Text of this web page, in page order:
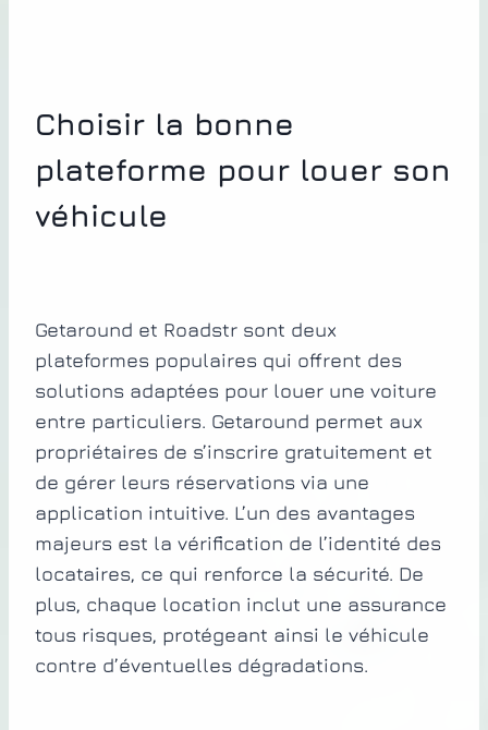
Choisir la bonne
plateforme pour louer son
véhicule
Getaround et Roadstr sont deux
plateformes populaires qui offrent des
solutions adaptées pour louer une voiture
entre particuliers. Getaround permet aux
propriétaires de s’inscrire gratuitement et
de gérer leurs réservations via une
application intuitive. L’un des avantages
majeurs est la vérification de l’identité des
locataires, ce qui renforce la sécurité. De
plus, chaque location inclut une assurance
tous risques, protégeant ainsi le véhicule
contre d’éventuelles dégradations.